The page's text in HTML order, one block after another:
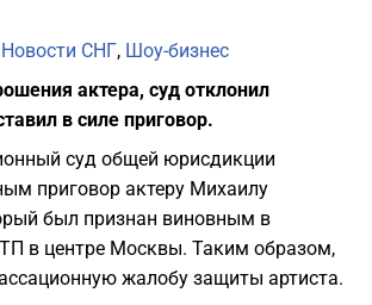
Новости СНГ, Шоу-бизнес
актера, суд отклонил
в силе приговор.
суд общей юрисдикции
приговор актеру Михаилу
был признан виновным в
в центре Москвы. Таким образом,
жалобу защиты артиста.